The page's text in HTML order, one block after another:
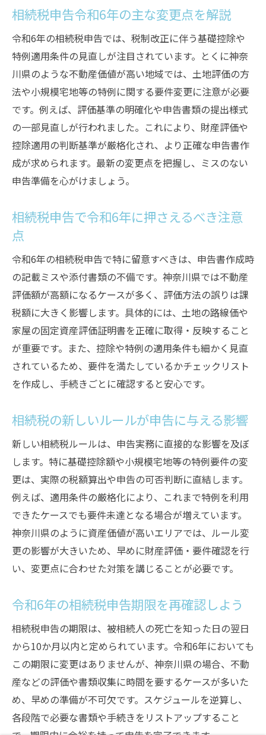
相続税申告令和6年の主な変更点を解説
令和6年の相続税申告では、税制改正に伴う基礎控除や
特例適用条件の見直しが注目されています。とくに神奈
川県のような不動産価値が高い地域では、土地評価の方
法や小規模宅地等の特例に関する要件変更に注意が必要
です。例えば、評価基準の明確化や申告書類の提出様式
の一部見直しが行われました。これにより、財産評価や
控除適用の判断基準が厳格化され、より正確な申告書作
成が求められます。最新の変更点を把握し、ミスのない
申告準備を心がけましょう。
相続税申告で令和6年に押さえるべき注意
点
令和6年の相続税申告で特に留意すべきは、申告書作成時
の記載ミスや添付書類の不備です。神奈川県では不動産
評価額が高額になるケースが多く、評価方法の誤りは課
税額に大きく影響します。具体的には、土地の路線価や
家屋の固定資産評価証明書を正確に取得・反映すること
が重要です。また、控除や特例の適用条件も細かく見直
されているため、要件を満たしているかチェックリスト
を作成し、手続きごとに確認すると安心です。
相続税の新しいルールが申告に与える影響
新しい相続税ルールは、申告実務に直接的な影響を及ぼ
します。特に基礎控除額や小規模宅地等の特例要件の変
更は、実際の税額算出や申告の可否判断に直結します。
例えば、適用条件の厳格化により、これまで特例を利用
できたケースでも要件未達となる場合が増えています。
神奈川県のように資産価値が高いエリアでは、ルール変
更の影響が大きいため、早めに財産評価・要件確認を行
い、変更点に合わせた対策を講じることが必要です。
令和6年の相続税申告期限を再確認しよう
相続税申告の期限は、被相続人の死亡を知った日の翌日
から10か月以内と定められています。令和6年においても
この期限に変更はありませんが、神奈川県の場合、不動
産などの評価や書類収集に時間を要するケースが多いた
め、早めの準備が不可欠です。スケジュールを逆算し、
各段階で必要な書類や手続きをリストアップすること